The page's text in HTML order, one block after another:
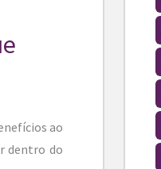
ao
dentro do